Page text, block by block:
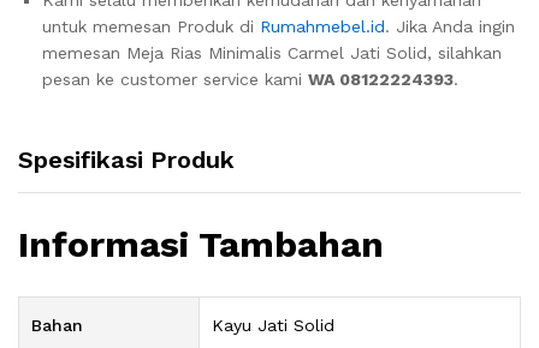
untuk memesan Produk di Rumahmebel.id. Jika Anda ingin
memesan Meja Rias Minimalis Carmel Jati Solid, silahkan
pesan ke customer service kami WA 08122224393.
Spesifikasi Produk
Informasi Tambahan
Bahan Kayu Jati Solid